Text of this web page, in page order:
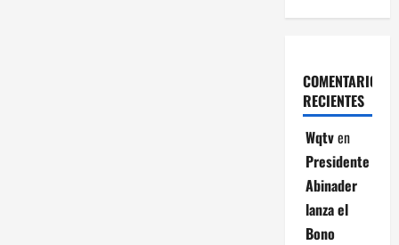
COMENTARIOS
RECIENTES
Wqtven
Presidente
Abinader
lanza el
Bono